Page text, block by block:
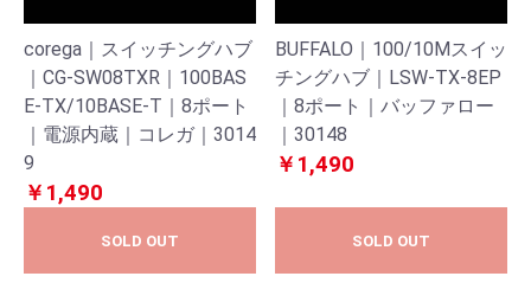
corega｜スイッチングハブ
｜CG-SW08TXR｜100BAS
E-TX/10BASE-T｜8ポート
｜電源内蔵｜コレガ｜3014
9
￥1,490
SOLD OUT
BUFFALO｜100/10Mスイッ
チングハブ｜LSW-TX-8EP
｜8ポート｜バッファロー
｜30148
￥1,490
SOLD OUT